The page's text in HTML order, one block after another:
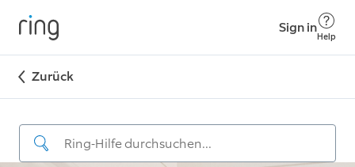
Sign in
Help
Zurück